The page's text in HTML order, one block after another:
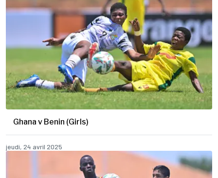
Ghana v Benin (Girls)
jeudi, 24 avril 2025